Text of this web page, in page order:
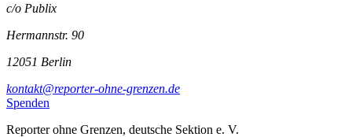
c/o Publix
Hermannstr. 90
12051 Berlin
kontakt@reporter-ohne-grenzen.de
Spenden
Reporter ohne Grenzen, deutsche Sektion e. V.